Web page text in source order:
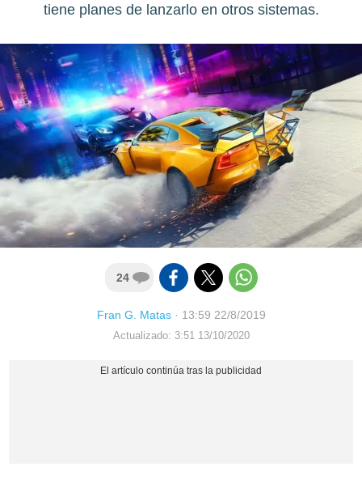
tiene planes de lanzarlo en otros sistemas.
24
Fran G. Matas· 13:59 22/8/2019
Actualizado: 3:51 13/10/2020